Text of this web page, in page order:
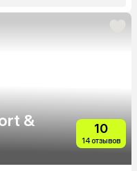
&
10
14 отзывов